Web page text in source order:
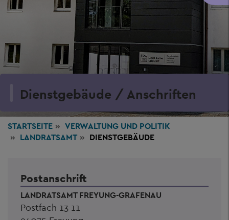
Dienstgebäude / Anschriften
STARTSEITE VERWALTUNG UND POLITIK
LANDRATSAMT
DIENSTGEBÄUDE
Postanschrift
LANDRATSAMT FREYUNG-GRAFENAU
Postfach 13 11